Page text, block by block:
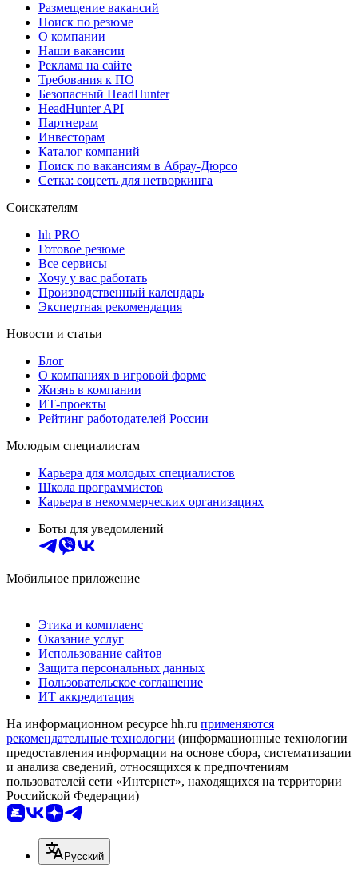
Размещение вакансий
Поиск по резюме
О компании
Наши вакансии
Реклама на сайте
Требования к ПО
Безопасный HeadHunter
HeadHunter API
Партнерам
Инвесторам
Каталог компаний
Поиск по вакансиям в Абрау-Дюрсо
Сетка: соцсеть для нетворкинга
Соискателям
hh PRO
Готовое резюме
Все сервисы
Хочу у вас работать
Производственный календарь
Экспертная рекомендация
Новости и статьи
Блог
О компаниях в игровой форме
Жизнь в компании
ИТ-проекты
Рейтинг работодателей России
Молодым специалистам
Карьера для молодых специалистов
Школа программистов
Карьера в некоммерческих организациях
Боты для уведомлений
Мобильное приложение
Этика и комплаенс
Оказание услуг
Использование сайтов
Защита персональных данных
Пользовательское соглашение
ИТ аккредитация
На информационном ресурсе hh.ru применяются
рекомендательные технологии (информационные технологии
предоставления информации на основе сбора, систематизации
и анализа сведений, относящихся к предпочтениям
пользователей сети «Интернет», находящихся на территории
Российской Федерации)
Русский